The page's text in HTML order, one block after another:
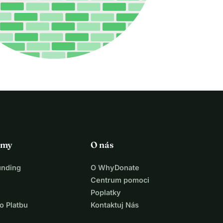
Platbu
O nás
O WhyDonate
Centrum pomoci
Poplatky
Kontaktuj Nás